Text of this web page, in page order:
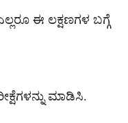
ಈ ಲಕ್ಷಣಗಳ ಬಗ್ಗೆ
ಮಾಡಿಸಿ.